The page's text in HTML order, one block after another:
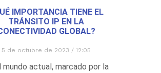
IMPORTANCIA TIENE EL
TRÁNSITO IP EN LA
GLOBAL?
5 de octubre de 2023 12:05
mundo actual, marcado por la